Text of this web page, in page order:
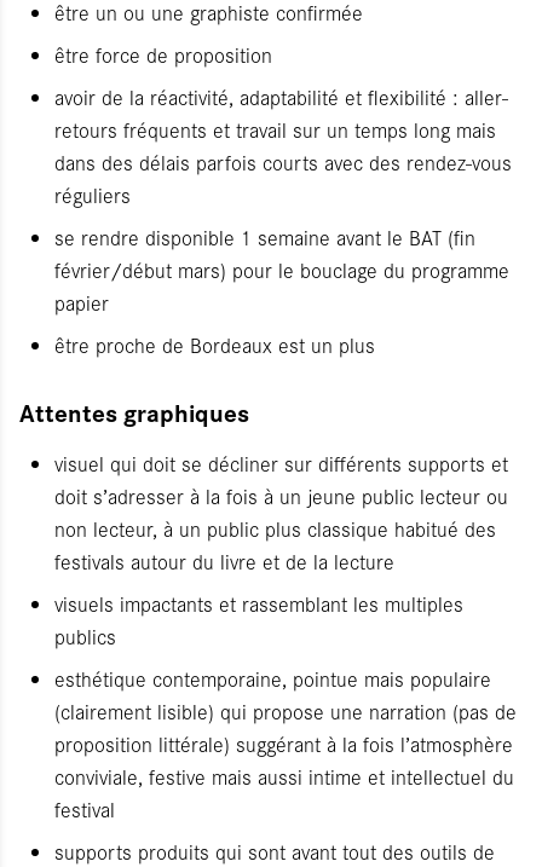
être un ou une graphiste confirmée
être force de proposition
avoir de la réactivité, adaptabilité et flexibilité : aller-
retours fréquents et travail sur un temps long mais
dans des délais parfois courts avec des rendez-vous
réguliers
se rendre disponible 1 semaine avant le BAT (fin
février/début mars) pour le bouclage du programme
papier
être proche de Bordeaux est un plus
Attentes graphiques
visuel qui doit se décliner sur différents supports et
doit s’adresser à la fois à un jeune public lecteur ou
non lecteur, à un public plus classique habitué des
festivals autour du livre et de la lecture
visuels impactants et rassemblant les multiples
publics
esthétique contemporaine, pointue mais populaire
(clairement lisible) qui propose une narration (pas de
proposition littérale) suggérant à la fois l’atmosphère
conviviale, festive mais aussi intime et intellectuel du
festival
supports produits qui sont avant tout des outils de